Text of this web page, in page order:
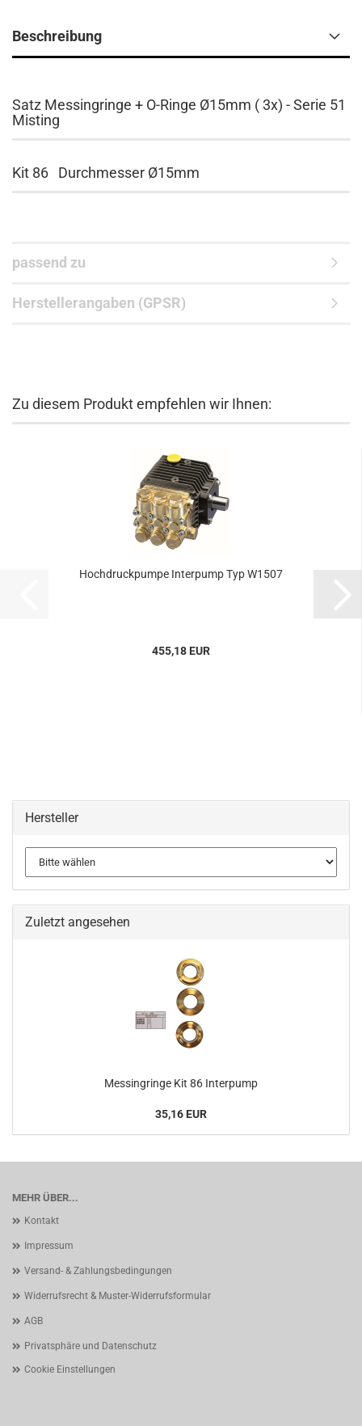
Beschreibung
Satz Messingringe + O-Ringe Ø15mm ( 3x) - Serie 51
Misting
Kit 86 Durchmesser Ø15mm
passend zu
Herstellerangaben (GPSR)
Zu diesem Produkt empfehlen wir Ihnen:
Hochdruckpumpe Interpump Typ W1507
455,18 EUR
Hersteller
Zuletzt angesehen
Messingringe Kit 86 Interpump
35,16 EUR
MEHR ÜBER...
Kontakt
Impressum
Versand- & Zahlungsbedingungen
Widerrufsrecht & Muster-Widerrufsformular
AGB
Privatsphäre und Datenschutz
Cookie Einstellungen